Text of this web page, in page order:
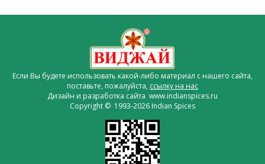
Если Вы будете использовать какой-либо материал с нашего сайта,
поставьте, пожалуйста, ссылку на нас
Дизайн и разработка сайта www.indianspices.ru
Copyright © 1993-2026 Indian Spices